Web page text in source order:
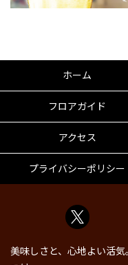
ホーム
フロアガイド
アクセス
プライバシーポリシー
美味しさと、心地よい活